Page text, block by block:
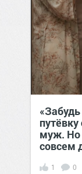
муж. Но
совсем
1 0